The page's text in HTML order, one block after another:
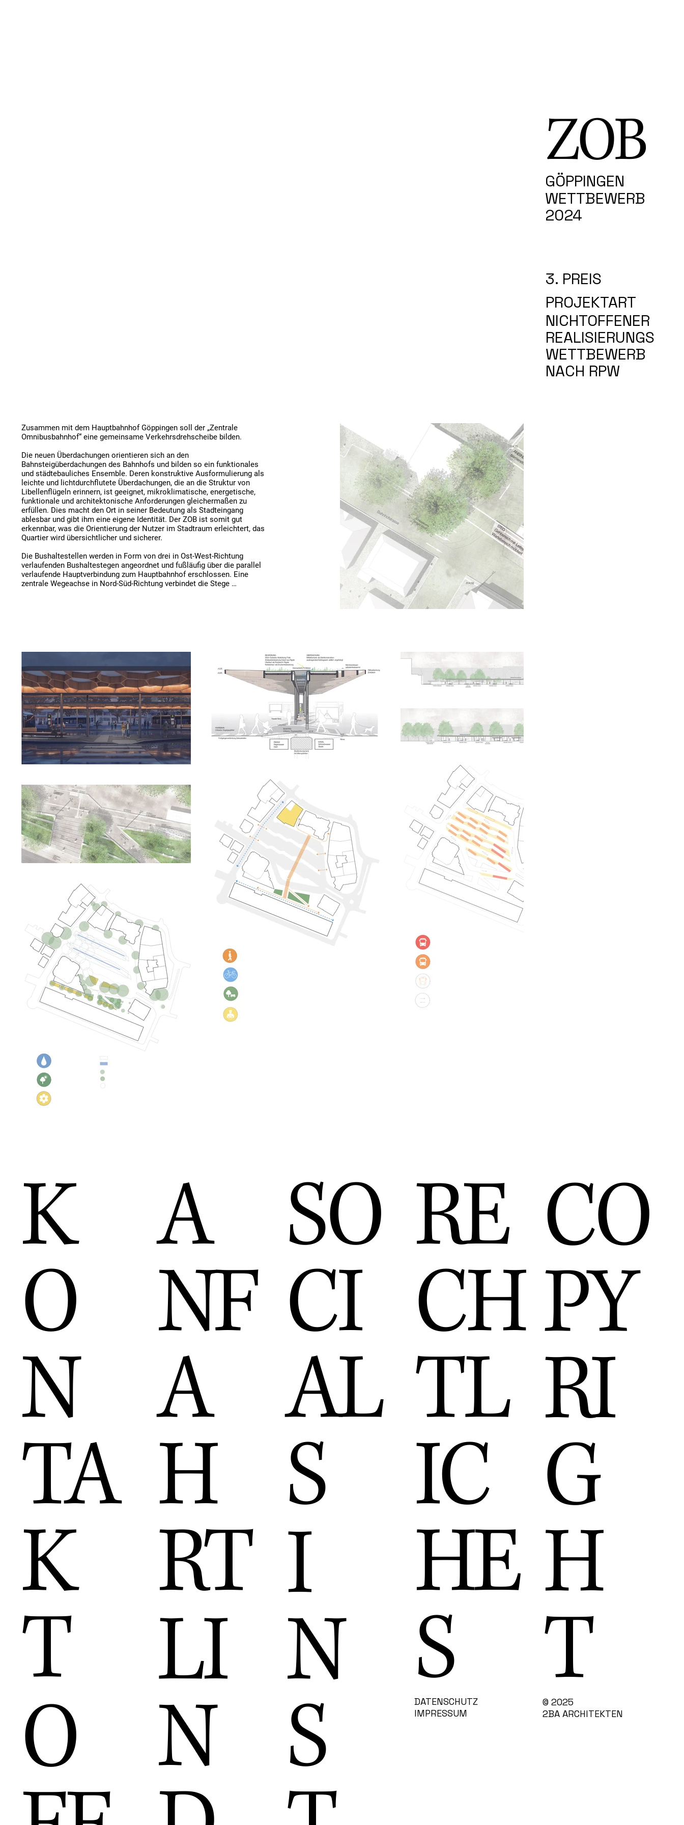
ZOB
GÖPPINGEN
WETTBEWERB
2024
3. PREIS
PROJEKTART
NICHTOFFENER
REALISIERUNGS
WETTBEWERB
NACH RPW
Zusammen mit dem Hauptbahnhof Göppingen soll der „Zentrale
Omnibusbahnhof“ eine gemeinsame Verkehrsdrehscheibe bilden.
Die neuen Überdachungen orientieren sich an den
Bahnsteigüberdachungen des Bahnhofs und bilden so ein funktionales
und städtebauliches Ensemble. Deren konstruktive Ausformulierung als
leichte und lichtdurchflutete Überdachungen, die an die Struktur von
Libellenflügeln erinnern, ist geeignet, mikroklimatische, energetische,
funktionale und architektonische Anforderungen gleichermaßen zu
erfüllen. Dies macht den Ort in seiner Bedeutung als Stadteingang
ablesbar und gibt ihm eine eigene Identität. Der ZOB ist somit gut
erkennbar, was die Orientierung der Nutzer im Stadtraum erleichtert, das
Quartier wird übersichtlicher und sicherer.
Die Bushaltestellen werden in Form von drei in Ost-West-Richtung
verlaufenden Bushaltestegen angeordnet und fußläufig über die parallel
verlaufende Hauptverbindung zum Hauptbahnhof erschlossen. Eine
zentrale Wegeachse in Nord-Süd-Richtung verbindet die Stege
VISUALISIERUNG
/  STUDIO ROSAROT TÜBINGEN
K
O
N
TA
K
T
O
A
NF
A
H
RT
LI
N
SO
CI
AL
S
I
N
S
RE
CH
TL
IC
HE
S
DATENSCHUTZ
IMPRESSUM
CO
PY
RI
G
H
T
© 2025
2BA ARCHITEKTEN